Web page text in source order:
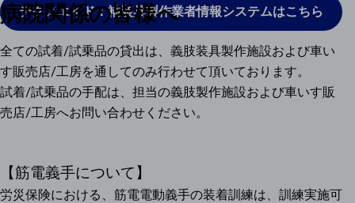
テクノエイド：補装具製作業者情報システムはこちら
病院関係の皆様へ
全ての試着/試乗品の貸出は、義肢装具製作施設および車い
す販売店/工房を通してのみ行わせて頂いております。
試着/試乗品の手配は、担当の義肢製作施設および車いす販
売店/工房へお問い合わせください。
【筋電義手について】
労災保険における、筋電電動義手の装着訓練は、訓練実施可